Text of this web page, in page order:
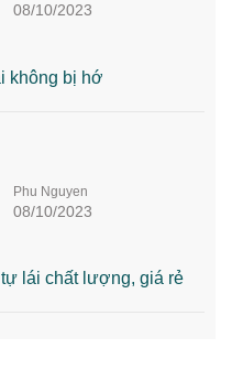
08/10/2023
không bị hớ
Phu Nguyen
08/10/2023
lái chất lượng, giá rẻ